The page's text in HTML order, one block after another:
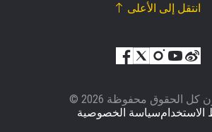
انتقل إلى الأعلى
كل الحقوق محفوظة 2026
سياسة الخصوصية